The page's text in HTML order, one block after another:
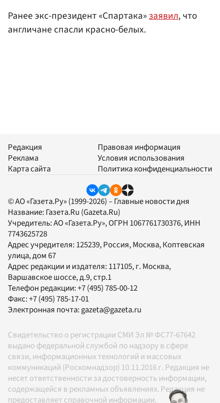
Ранее экс-президент «Спартака»заявил, что
англичане спасли красно-белых.
Редакция
Реклама
Карта сайта
Правовая информация
Условия использования
Политика конфиденциальности
© АО «Газета.Ру» (1999-2026) – Главные новости дня
Название: Газета.Ru (Gazeta.Ru)
Учредитель:АО «Газета.Ру», ОГРН 1067761730376, ИНН
7743625728
Адрес учредителя: 125239, Россия, Москва, Коптевская
улица, дом 67
Адрес редакции и издателя: 117105, г. Москва,
Варшавское шоссе, д.9, стр.1
Телефон редакции:+7 (495) 785-00-12
Факс:+7 (495) 785-17-01
Электронная почта:gazeta@gazeta.ru
Свидетельство о регистрации СМИ Эл № ФС77-67642
выдано федеральной службой по надзору в сфере
связи, информационных технологий и массовых
коммуникаций (Роскомнадзор) 10.11.2016 г. Редакция не
несет ответственности за достоверность информации,
содержащейся в рекламных объявлениях. Редакция не
предоставляет справочной информации.